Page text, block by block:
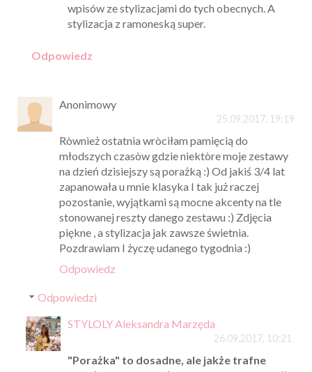
wpisów ze stylizacjami do tych obecnych. A
stylizacja z ramoneską super.
Odpowiedz
Anonimowy
25.09.2017, 19:19
Ròwnież ostatnia wròciłam pamięcią do
młodszych czasòw gdzie niektòre moje zestawy
na dzień dzisiejszy są porażką :) Od jakiś 3/4 lat
zapanowała u mnie klasyka I tak już raczej
pozostanie, wyjątkami są mocne akcenty na tle
stonowanej reszty danego zestawu :) Zdjęcia
piękne , a stylizacja jak zawsze świetnia.
Pozdrawiam I życzę udanego tygodnia :)
Odpowiedz
Odpowiedzi
STYLOLY Aleksandra Marzęda
26.09.2017, 10:21
"Porażka" to dosadne, ale jakże trafne